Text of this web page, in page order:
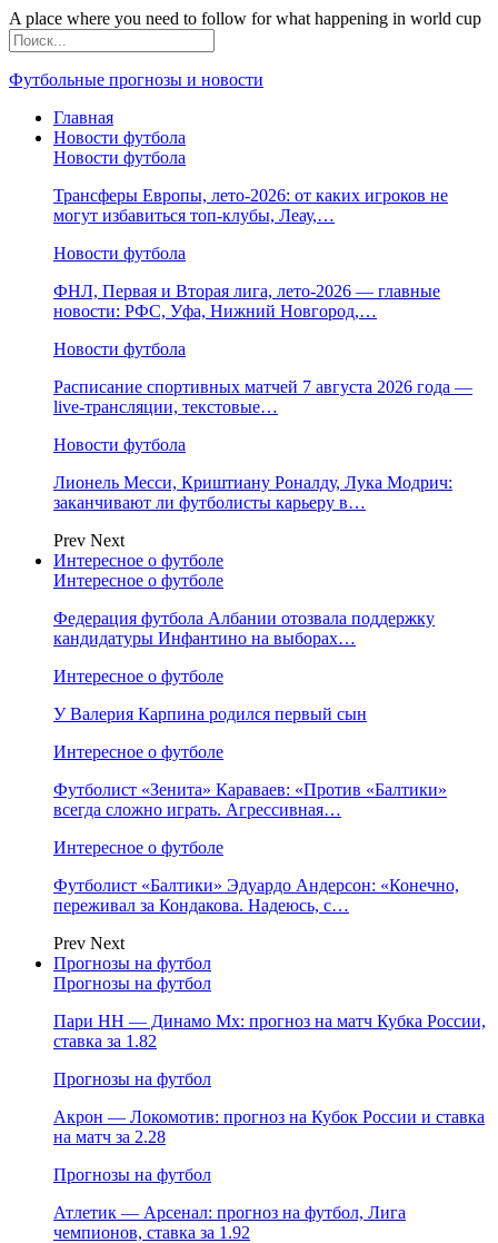
A place where you need to follow for what happening in world cup
Футбольные прогнозы и новости
Главная
Новости футбола
Новости футбола
Трансферы Европы, лето-2026: от каких игроков не
могут избавиться топ-клубы, Леау,…
Новости футбола
ФНЛ, Первая и Вторая лига, лето-2026 — главные
новости: РФС, Уфа, Нижний Новгород,…
Новости футбола
Расписание спортивных матчей 7 августа 2026 года —
live-трансляции, текстовые…
Новости футбола
Лионель Месси, Криштиану Роналду, Лука Модрич:
заканчивают ли футболисты карьеру в…
Prev Next
Интересное о футболе
Интересное о футболе
Федерация футбола Албании отозвала поддержку
кандидатуры Инфантино на выборах…
Интересное о футболе
У Валерия Карпина родился первый сын
Интересное о футболе
Футболист «Зенита» Караваев: «Против «Балтики»
всегда сложно играть. Агрессивная…
Интересное о футболе
Футболист «Балтики» Эдуардо Андерсон: «Конечно,
переживал за Кондакова. Надеюсь, с…
Prev Next
Прогнозы на футбол
Прогнозы на футбол
Пари НН — Динамо Мх: прогноз на матч Кубка России,
ставка за 1.82
Прогнозы на футбол
Акрон — Локомотив: прогноз на Кубок России и ставка
на матч за 2.28
Прогнозы на футбол
Атлетик — Арсенал: прогноз на футбол, Лига
чемпионов, ставка за 1.92